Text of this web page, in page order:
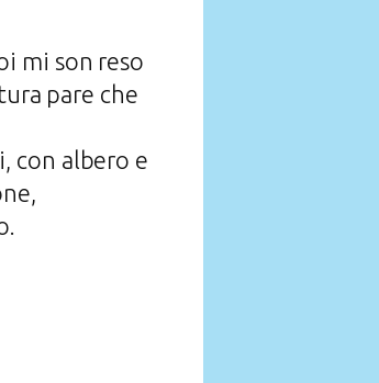
mi son reso
pare che
con albero e